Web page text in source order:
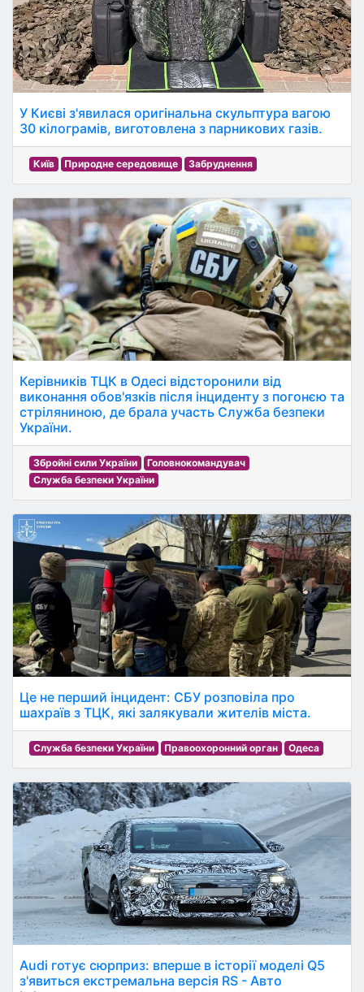
У Києві з'явилася оригінальна скульптура вагою
30 кілограмів, виготовлена з парникових газів.
Київ Природне середовище Забруднення
Керівників ТЦК в Одесі відсторонили від
виконання обов'язків після інциденту з погонєю та
стріляниною, де брала участь Служба безпеки
України.
Збройні сили України
Головнокомандувач
Служба безпеки України
Це не перший інцидент: СБУ розповіла про
шахраїв з ТЦК, які залякували жителів міста.
Служба безпеки України Правоохоронний орган Одеса
Audi готує сюрприз: вперше в історії моделі Q5
з'явиться екстремальна версія RS - Авто